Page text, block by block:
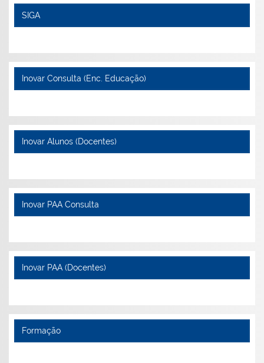
SIGA
Inovar Consulta (Enc. Educação)
Inovar Alunos (Docentes)
Inovar PAA Consulta
Inovar PAA (Docentes)
Formação